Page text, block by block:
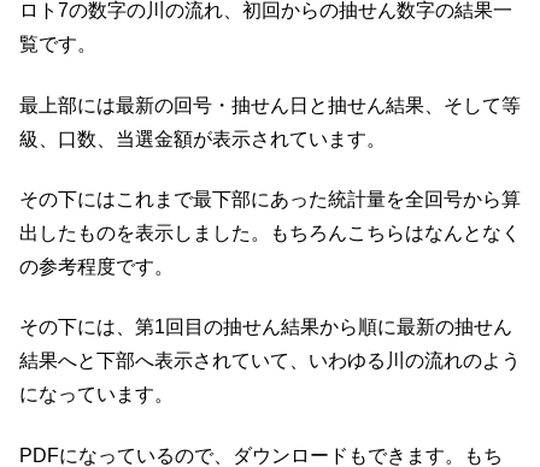
ロト7の数字の川の流れ、初回からの抽せん数字の結果一
覧です。
最上部には最新の回号・抽せん日と抽せん結果、そして等
級、口数、当選金額が表示されています。
その下にはこれまで最下部にあった統計量を全回号から算
出したものを表示しました。もちろんこちらはなんとなく
の参考程度です。
その下には、第1回目の抽せん結果から順に最新の抽せん
結果へと下部へ表示されていて、いわゆる川の流れのよう
になっています。
PDFになっているので、ダウンロードもできます。もち